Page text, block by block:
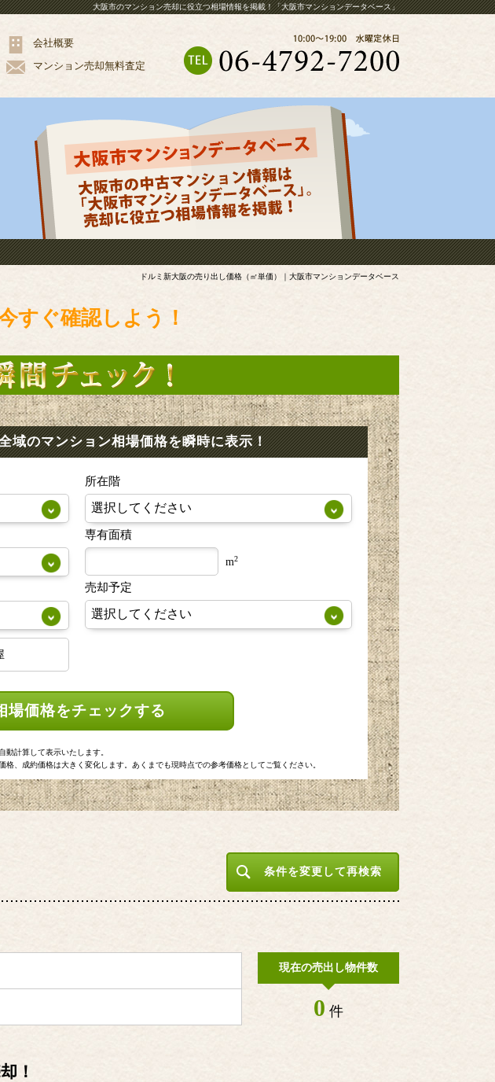
大阪市のマンション売却に役立つ相場情報を掲載！「大阪市マンションデータベース」
会社概要
マンション売却無料査定
ドルミ新大阪の売り出し価格（㎡単価）｜大阪市マンションデータベース
すぐ確認しよう！
域のマンション相場価格を瞬時に表示！
所在階
専有面積
m2
売却予定
場価格をチェックする
計算して表示いたします。
、成約価格は大きく変化します。あくまでも現時点での参考価格としてご覧ください。
条件を変更して再検索
現在の売出し物件数
0 件
！